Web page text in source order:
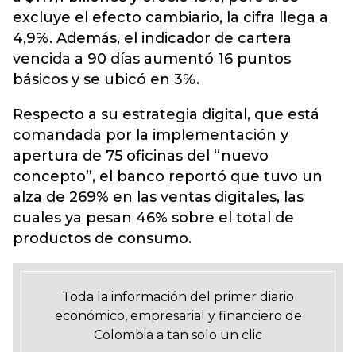
excluye el efecto cambiario, la cifra llega a
4,9%. Además, el indicador de cartera
vencida a 90 días aumentó 16 puntos
básicos y se ubicó en 3%.
Respecto a su estrategia digital, que está
comandada por la implementación y
apertura de 75 oficinas del “nuevo
concepto”, el banco reportó que tuvo un
alza de 269% en las ventas digitales, las
cuales ya pesan 46% sobre el total de
productos de consumo.
Toda la información del primer diario
económico, empresarial y financiero de
Colombia a tan solo un clic